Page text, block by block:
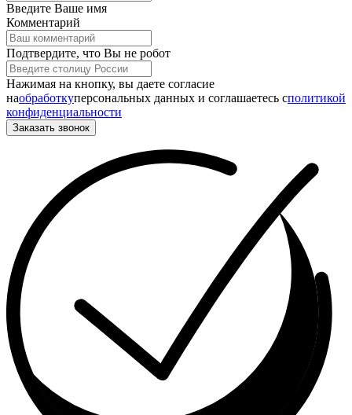
Введите Ваше имя
Комментарий
Подтвердите, что Вы не робот
Нажимая на кнопку, вы даете согласие
наобработкуперсональных данных и соглашаетесь cполитикой
конфиденциальности
Заказать звонок